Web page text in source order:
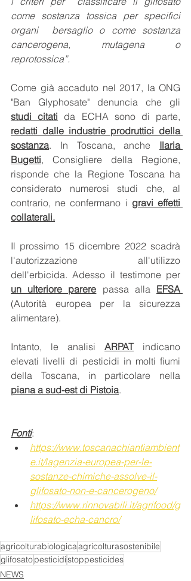
come sostanza tossica per specifici
organi  bersaglio o come sostanza
cancerogena, mutagena o
reprotossica”.
Come già accaduto nel 2017, la ONG
studi citati
redatti dalle industrie prodruttici della
sostanza. In Toscana, anche Ilaria
Bugetti, Consigliere della Regione,
risponde che la Regione Toscana ha
considerato numerosi studi che, al
contrario, ne confermano i gravi effetti
collaterali.
Il prossimo 15 dicembre 2022 scadrà
l'autorizzazione all'utilizzo
un ulteriore parere passa alla
(Autorità europea per la sicurezza
alimentare).
Intanto, le analisi ARPAT indicano
elevati livelli di pesticidi in molti fiumi
piana a sud-est di Pistoia.
Fonti:
https://www.toscanachiantiambient
e.it/lagenzia-europea-per-le-
sostanze-chimiche-assolve-il-
glifosato-non-e-cancerogeno/
https://www.rinnovabili.it/agrifood/g
lifosato-echa-cancro/
agricolturabiologicaagricolturasostenibile
glifosatopesticidistoppesticides
NEWS